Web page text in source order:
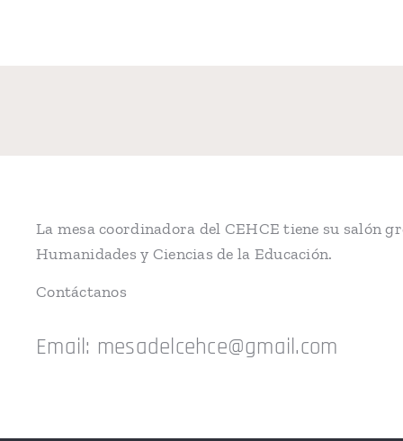
La mesa coordinadora del CEHCE tiene su salón
Humanidades y Ciencias de la Educación.
Contáctanos
Email: mesadelcehce@gmail.com